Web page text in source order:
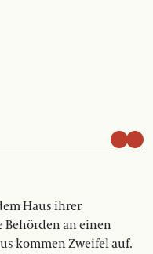
Haus ihrer
an einen
kommen Zweifel auf.